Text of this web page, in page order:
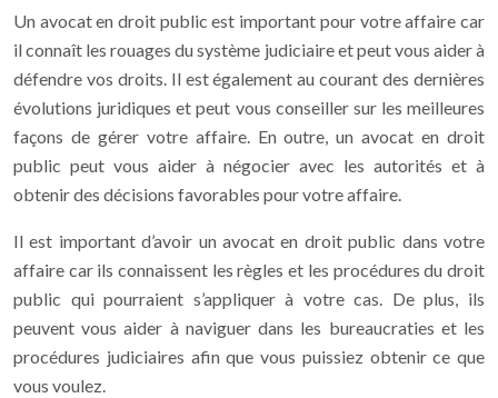
Un avocat en droit public est important pour votre affaire car
il connaît les rouages du système judiciaire et peut vous aider à
défendre vos droits. Il est également au courant des dernières
évolutions juridiques et peut vous conseiller sur les meilleures
façons de gérer votre affaire. En outre, un avocat en droit
public peut vous aider à négocier avec les autorités et à
obtenir des décisions favorables pour votre affaire.
Il est important d’avoir un avocat en droit public dans votre
affaire car ils connaissent les règles et les procédures du droit
public qui pourraient s’appliquer à votre cas. De plus, ils
peuvent vous aider à naviguer dans les bureaucraties et les
procédures judiciaires afin que vous puissiez obtenir ce que
vous voulez.